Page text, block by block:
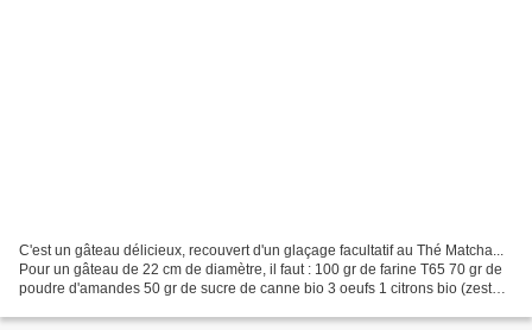
C'est un gâteau délicieux, recouvert d'un glaçage facultatif au Thé Matcha...
Pour un gâteau de 22 cm de diamètre, il faut : 100 gr de farine T65 70 gr de
poudre d'amandes 50 gr de sucre de canne bio 3 oeufs 1 citrons bio (zeste